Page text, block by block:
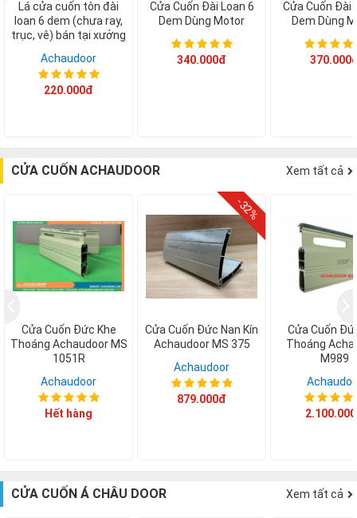
Lá cửa cuốn tôn đài
loan 6 dem (chưa ray,
trục, vê) bán tại xưởng
Achaudoor
220.000đ
Cửa Cuốn Đài Loan 6
Dem Dùng Motor
340.000đ
Cửa Cuốn Đài
Dem Dùng
CỬA CUỐN ACHAUDOOR Xem tất cả
Cửa Cuốn Đức Khe
Thoáng Achaudoor MS
1051R
Achaudoor
Hết hàng
-32%
Cửa Cuốn Đức Nan Kín
Achaudoor MS 375
Achaudoor
879.000đ
Cửa Cuốn
Thoáng
M989
CỬA CUỐN Á CHÂU DOOR Xem tất cả